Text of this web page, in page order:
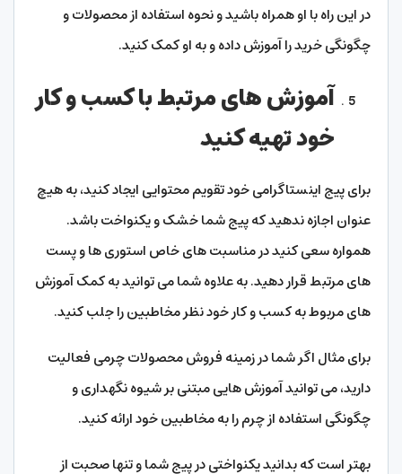
در این راه با او همراه باشید و نحوه استفاده از محصولات و
چگونگی خرید را آموزش داده و به او کمک کنید.
آموزش های مرتبط با کسب و کار
خود تهیه کنید
برای پیج اینستاگرامی خود تقویم محتوایی ایجاد کنید، به هیچ
عنوان اجازه ندهید که پیج شما خشک و یکنواخت باشد.
همواره سعی کنید در مناسبت های خاص استوری ها و پست
های مرتبط قرار دهید. به علاوه شما می توانید به کمک آموزش
های مربوط به کسب و کار خود نظر مخاطبین را جلب کنید.
برای مثال اگر شما در زمینه فروش محصولات چرمی فعالیت
دارید، می توانید آموزش هایی مبتنی بر شیوه نگهداری و
چگونگی استفاده از چرم را به مخاطبین خود ارائه کنید.
بهتر است که بدانید یکنواختی در پیج شما و تنها صحبت از